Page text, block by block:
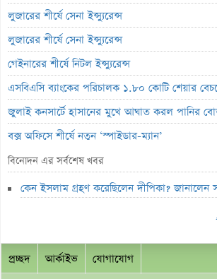
লুজারের শীর্ষে সেনা ইন্স্যুরেন্স
লুজারের শীর্ষে সেনা ইন্স্যুরেন্স
গেইনারের শীর্ষে নিটল ইন্স্যুরেন্স
এসবিএসি ব্যাংকের পরিচালক ১.৮০ কোটি শেয়ার
জুলাই কনসার্টে হাসানের মুখে আঘাত করল পানির
বক্স অফিসে শীর্ষে নতুন ‘স্পাইডার-ম্যান’
ভরিতে প্রায় ১০ হাজার টাকা বাড়ল স্বর্ণের দাম
শেয়ারবাজারে পতন
মেঘনা লাইফ ইন্স্যুরেন্সের ক্রেডিট রেটিং মান প্রকাশ
বিনোদন এর সর্বশেষ খবর
কেন ইসলাম গ্রহণ করেছিলেন দীপিকা? জানালেন
প্রচ্ছদ আর্কাইভ যোগাযোগ